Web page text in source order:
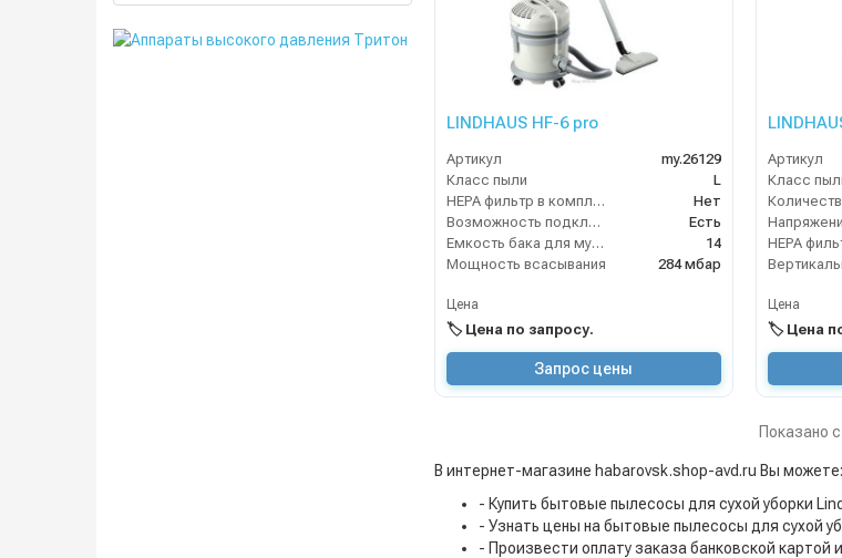
LINDHAUS HF-6 pro
Артикул
my.26129
Класс пыли
L
HEPA фильтр в комплекте
Нет
Возможность подключения электрощетки
Есть
Емкость бака для мусора (л)
14
Мощность всасывания
284 мбар
Цена
🏷️ Цена по запросу.
Запрос цены
Артикул
Класс
Цена
🏷️ Цена
Показано
В интернет-магазине habarovsk.shop-avd.ru Вы можете:
- Купить бытовые пылесосы для сухой уборки
- Узнать цены на бытовые пылесосы для сухой
- Произвести оплату заказа банковской картой